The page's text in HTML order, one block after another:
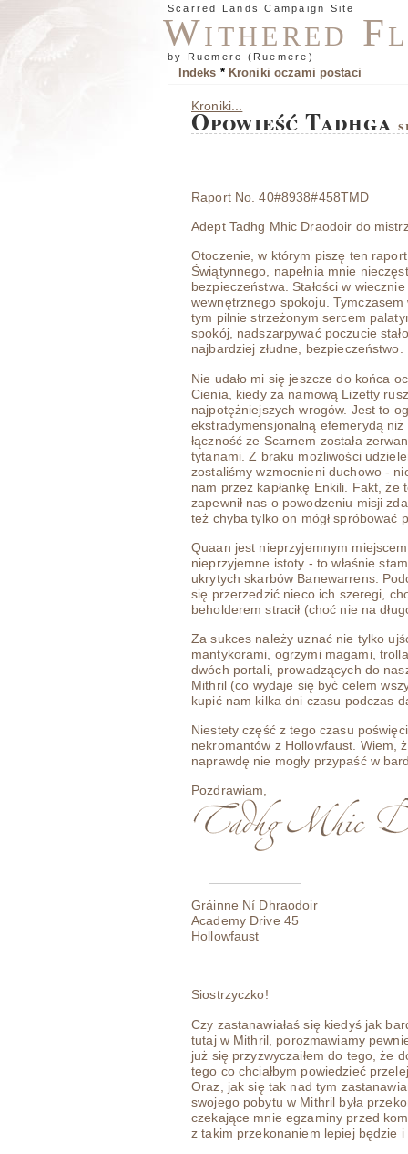
Scarred Lands Campaign Site
Withered
by Ruemere (Ruemere)
Indeks * Kroniki oczami postaci
Kroniki...
Opowieść Tadhga
Raport No. 40#8938#458TMD
Adept Tadhg Mhic Draodoir do
Otoczenie, w którym piszę ten
Świątynnego, napełnia mnie
bezpieczeństwa. Stałości w
wewnętrznego spokoju.
tym pilnie strzeżonym sercem
spokój, nadszarpywać poczucie
najbardziej złudne, bezpieczeństwo.
Nie udało mi się jeszcze do końca
Cienia, kiedy za namową Lizetty
najpotężniejszych wrogów. Jest to
ekstradymensjonalną efemerydą
łączność ze Scarnem została
tytanami. Z braku możliwości
zostaliśmy wzmocnieni duchowo -
nam przez kapłankę Enkili. Fakt, że
zapewnił nas o powodzeniu misji
też chyba tylko on mógł spróbować
Quaan jest nieprzyjemnym
nieprzyjemne istoty - to właśnie
ukrytych skarbów Banewarrens.
się przerzedzić nieco ich szeregi,
beholderem stracił (choć nie na
Za sukces należy uznać nie tylko
mantykorami, ogrzymi magami,
dwóch portali, prowadzących do
Mithril (co wydaje się być celem
kupić nam kilka dni czasu podczas
Niestety część z tego czasu
nekromantów z Hollowfaust. Wiem,
naprawdę nie mogły przypaść w
Pozdrawiam,
Gráinne Ní Dhraodoir
Academy Drive 45
Hollowfaust
Siostrzyczko!
Czy zastanawiałaś się kiedyś jak
tutaj w Mithril, porozmawiamy
już się przyzwyczaiłem do tego, że
tego co chciałbym powiedzieć
Oraz, jak się tak nad tym
swojego pobytu w Mithril była
czekające mnie egzaminy przed
z takim przekonaniem lepiej będzie i